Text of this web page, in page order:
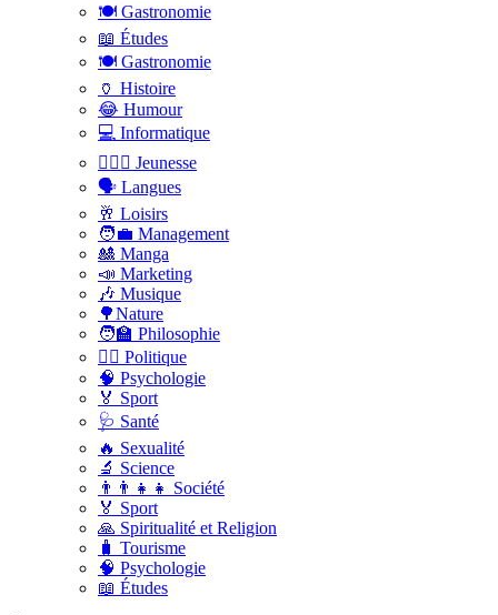
🍽️ Gastronomie
📖 Études
🍽️ Gastronomie
🏺 Histoire
😂 Humour
💻 Informatique
🤸🏽‍♀️ Jeunesse
🗣 Langues
🥂 Loisirs
🧑‍💼 Management
🎎 Manga
📣 Marketing
🎶 Musique
🌳Nature
🧑‍🏫 Philosophie
👨‍⚖️ Politique
🧠 Psychologie
🏅 Sport
🩺 Santé
🔥 Sexualité
🔬 Science
👨‍👨‍👧‍👧 Société
🏅 Sport
🙏 Spiritualité et Religion
🧳 Tourisme
🧠 Psychologie
📖 Études